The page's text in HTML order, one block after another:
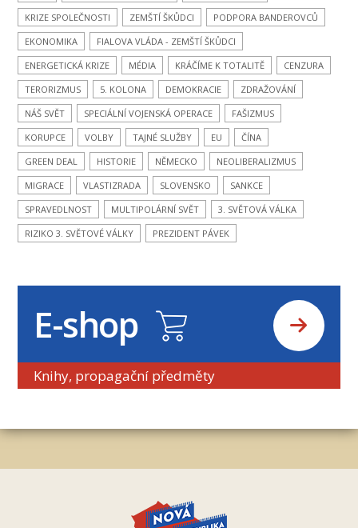
KRIZE SPOLEČNOSTI
ZEMŠTÍ ŠKŮDCI
PODPORA BANDEROVCŮ
EKONOMIKA
FIALOVA VLÁDA - ZEMŠTÍ ŠKŮDCI
ENERGETICKÁ KRIZE
MÉDIA KRÁČÍME K TOTALITĚ
CENZURA
TERORIZMUS
5. KOLONA DEMOKRACIE
ZDRAŽOVÁNÍ
NÁŠ SVĚT
SPECIÁLNÍ VOJENSKÁ OPERACE
FAŠIZMUS
KORUPCE
VOLBY TAJNÉ SLUŽBY EU
ČÍNA
GREEN DEAL
HISTORIE NĚMECKO
NEOLIBERALIZMUS
MIGRACE
VLASTIZRADA SLOVENSKO
SANKCE
SPRAVEDLNOST
MULTIPOLÁRNÍ SVĚT
3. SVĚTOVÁ VÁLKA
RIZIKO 3. SVĚTOVÉ VÁLKY
PREZIDENT PÁVEK
E-shop
Knihy, propagační předměty